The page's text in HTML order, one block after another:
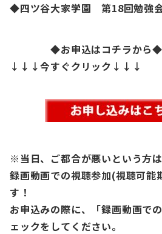
◆四ツ谷大家学園 第18回勉強
◆お申込はコチラから◆
↓↓↓今すぐクリック↓↓↓
※当日、ご都合が悪いという方は
録画動画での視聴参加(視聴可能
す！
お申込みの際に、「録画動画で
ェックをしてください。